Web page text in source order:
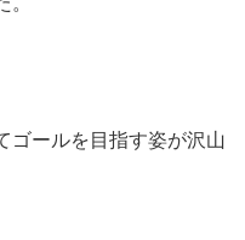
ゴールを目指す姿が沢山